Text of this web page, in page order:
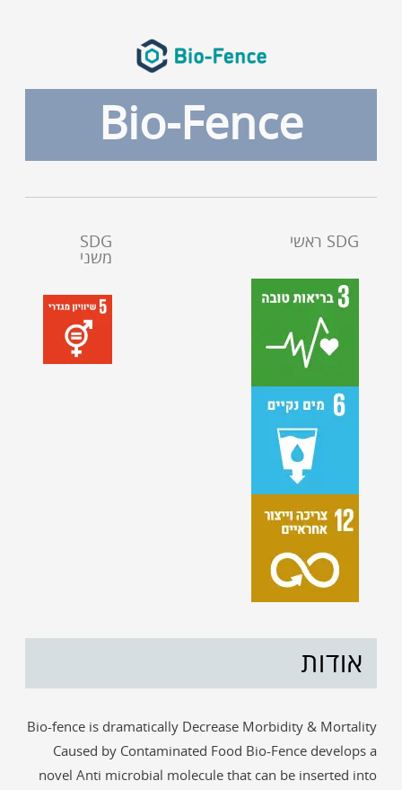
Bio-Fence
SDG ראשי
SDG
משני
אודות
Bio-fence is dramatically Decrease Morbidity & Mortality
Caused by Contaminated Food Bio-Fence develops a
novel Anti microbial molecule that can be inserted into